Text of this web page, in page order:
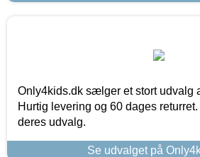
Only4kids.dk sælger et stort udvalg
Hurtig levering og 60 dages
deres udvalg.
Se udvalget på